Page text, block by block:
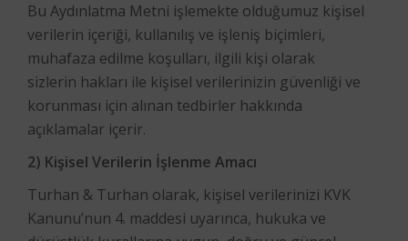
Bu Aydınlatma Metni işlemekte olduğumuz kişisel
verilerin içeriği, kullanılış ve işleniş biçimleri,
muhafaza edilme koşulları, ilgili kişi olarak
sizlerin hakları ile kişisel verilerinizin güvenliği ve
korunması için alınan tedbirler hakkında
açıklamalar içerir.
2) Kişisel Verilerin İşlenme Amacı
Turhan & Turhan olarak, kişisel verilerinizi KVK
Kanunu’nun 4. maddesi uyarınca, hukuka ve